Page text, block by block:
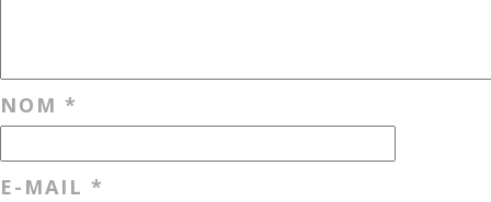
NOM *
E-MAIL *